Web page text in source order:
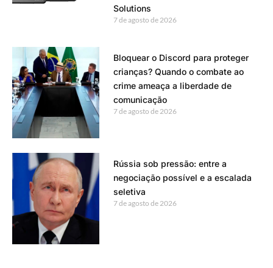
Solutions
7 de agosto de 2026
Bloquear o Discord para proteger
crianças? Quando o combate ao
crime ameaça a liberdade de
comunicação
7 de agosto de 2026
Rússia sob pressão: entre a
negociação possível e a escalada
seletiva
7 de agosto de 2026